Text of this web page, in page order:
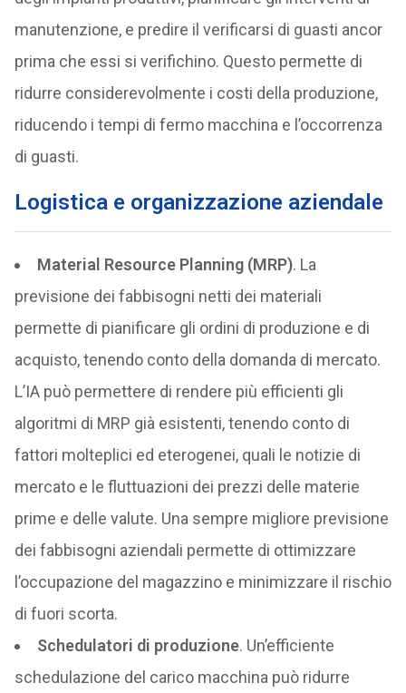
manutenzione, e predire il verificarsi di guasti ancor
prima che essi si verifichino. Questo permette di
ridurre considerevolmente i costi della produzione,
riducendo i tempi di fermo macchina e l’occorrenza
di guasti.
Logistica e organizzazione aziendale
Material Resource Planning (MRP). La
previsione dei fabbisogni netti dei materiali
permette di pianificare gli ordini di produzione e di
acquisto, tenendo conto della domanda di mercato.
L’IA può permettere di rendere più efficienti gli
algoritmi di MRP già esistenti, tenendo conto di
fattori molteplici ed eterogenei, quali le notizie di
mercato e le fluttuazioni dei prezzi delle materie
prime e delle valute. Una sempre migliore previsione
dei fabbisogni aziendali permette di ottimizzare
l’occupazione del magazzino e minimizzare il rischio
di fuori scorta.
Schedulatori di produzione. Un’efficiente
schedulazione del carico macchina può ridurre